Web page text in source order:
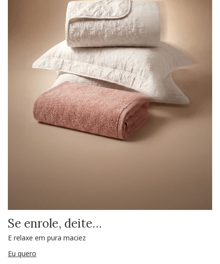
Se enrole, deite…
E relaxe em pura maciez
Eu quero